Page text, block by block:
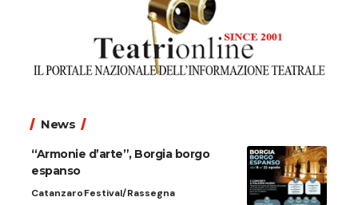
News
“Armonie d’arte”, Borgia borgo
espanso
CatanzaroFestival/Rassegna